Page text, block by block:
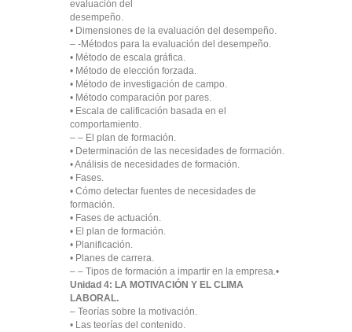
evaluación del
desempeño.
• Dimensiones de la evaluación del desempeño.
– -Métodos para la evaluación del desempeño.
• Método de escala gráfica.
• Método de elección forzada.
• Método de investigación de campo.
• Método comparación por pares.
• Escala de calificación basada en el
comportamiento.
– – El plan de formación.
• Determinación de las necesidades de formación.
• Análisis de necesidades de formación.
• Fases.
• Cómo detectar fuentes de necesidades de
formación.
• Fases de actuación.
• El plan de formación.
• Planificación.
• Planes de carrera.
– – Tipos de formación a impartir en la empresa.•
Unidad 4: LA MOTIVACIÓN Y EL CLIMA
LABORAL.
– Teorías sobre la motivación.
• Las teorías del contenido.